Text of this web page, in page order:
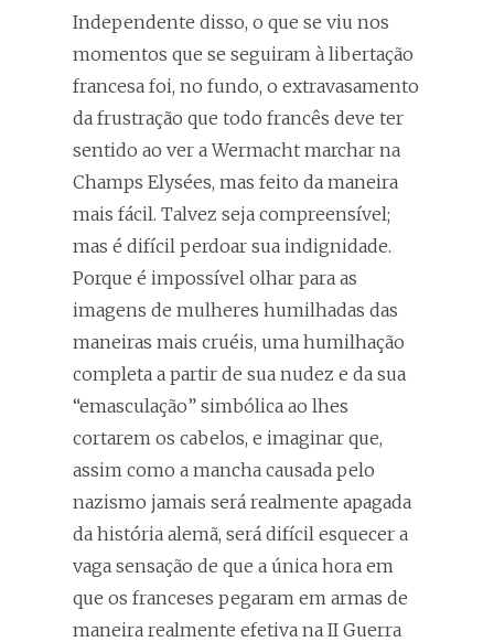
Independente disso, o que se viu nos
momentos que se seguiram à libertação
francesa foi, no fundo, o extravasamento
da frustração que todo francês deve ter
sentido ao ver a Wermacht marchar na
Champs Elysées, mas feito da maneira
mais fácil. Talvez seja compreensível;
mas é difícil perdoar sua indignidade.
Porque é impossível olhar para as
imagens de mulheres humilhadas das
maneiras mais cruéis, uma humilhação
completa a partir de sua nudez e da sua
“emasculação” simbólica ao lhes
cortarem os cabelos, e imaginar que,
assim como a mancha causada pelo
nazismo jamais será realmente apagada
da história alemã, será difícil esquecer a
vaga sensação de que a única hora em
que os franceses pegaram em armas de
maneira realmente efetiva na II Guerra